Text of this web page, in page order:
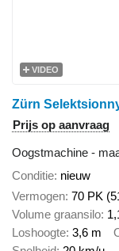
VIDEO
Prijs op aanvraag
Oogstmachine -
Conditie nieuw
Vermogen 70 PK
Volume graansilo
Loshoogte 3,6 m